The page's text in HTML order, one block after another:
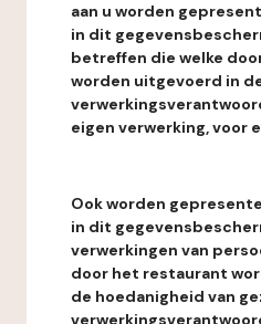
aan u worden
in dit
betreffen die welke
worden uitgevoerd in
eigen verwerking, voor
Ook worden
in dit
verwerkingen van
door het restaurant
de hoedanigheid van